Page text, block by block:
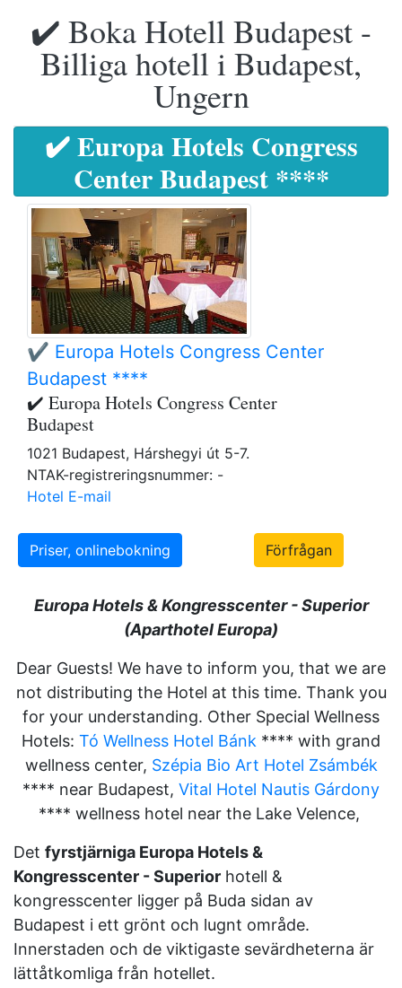
✔️ Boka Hotell Budapest -
Billiga hotell i Budapest,
Ungern
✔️ Europa Hotels Congress
Center Budapest ****
✔️ Europa Hotels Congress Center
Budapest ****
✔️ Europa Hotels Congress Center
Budapest
1021 Budapest, Hárshegyi út 5-7.
NTAK-registreringsnummer: -
Hotel E-mail
Priser, onlinebokning Förfrågan
Europa Hotels & Kongresscenter - Superior
(Aparthotel Europa)
Dear Guests! We have to inform you, that we are
not distributing the Hotel at this time. Thank you
for your understanding. Other Special Wellness
Hotels: Tó Wellness Hotel Bánk **** with grand
wellness center, Szépia Bio Art Hotel Zsámbék
**** near Budapest, Vital Hotel Nautis Gárdony
**** wellness hotel near the Lake Velence,
Det fyrstjärniga Europa Hotels &
Kongresscenter - Superior hotell &
kongresscenter ligger på Buda sidan av
Budapest i ett grönt och lugnt område.
Innerstaden och de viktigaste sevärdheterna är
lättåtkomliga från hotellet.